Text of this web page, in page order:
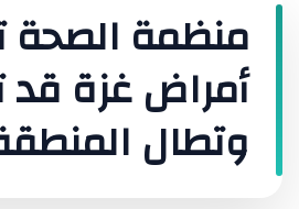
منظمة الصحة
أمراض غزة
وتطال